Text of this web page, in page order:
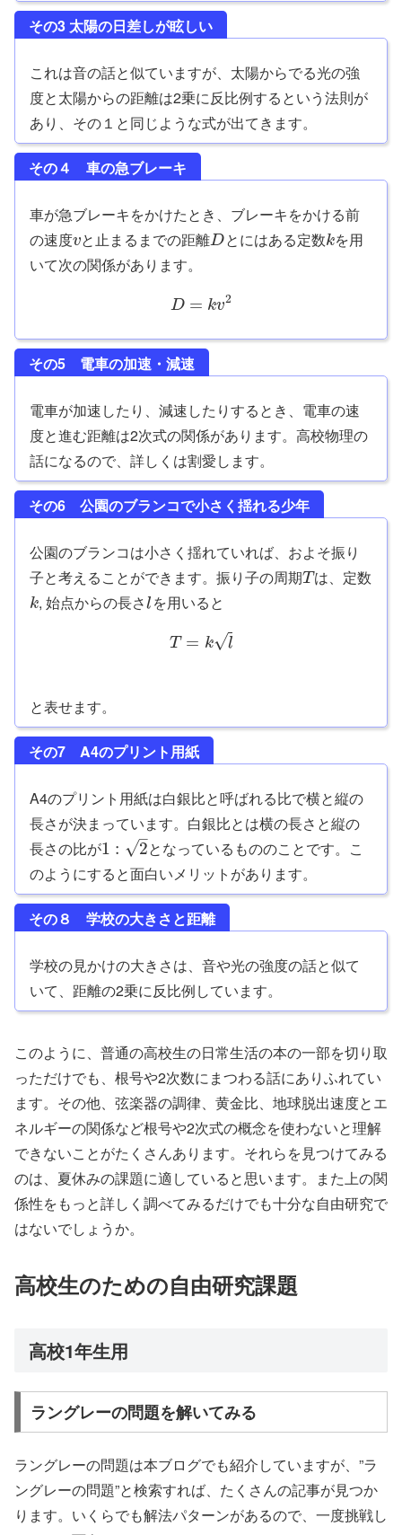
その3 太陽の日差しが眩しい
これは音の話と似ていますが、太陽からでる光の強
度と太陽からの距離は2乗に反比例するという法則が
あり、その１と同じような式が出てきます。
その４ 車の急ブレーキ
車が急ブレーキをかけたとき、ブレーキをかける前
の速度vと止まるまでの距離Dとにはある定数kを用
いて次の関係があります。
D = kv2
その5 電車の加速・減速
電車が加速したり、減速したりするとき、電車の速
度と進む距離は2次式の関係があります。高校物理の
話になるので、詳しくは割愛します。
その6 公園のブランコで小さく揺れる少年
公園のブランコは小さく揺れていれば、およそ振り
子と考えることができます。振り子の周期T は、定数
k, 始点からの長さl を用いると
T = k l
√
と表せます。
その7 A4のプリント用紙
A4のプリント用紙は白銀比と呼ばれる比で横と縦の
長さが決まっています。白銀比とは横の長さと縦の
長さの比が1 : 2
–
√ となっているもののことです。こ
のようにすると面白いメリットがあります。
その８ 学校の大きさと距離
学校の見かけの大きさは、音や光の強度の話と似て
いて、距離の2乗に反比例しています。
このように、普通の高校生の日常生活の本の一部を切り取
っただけでも、根号や2次数にまつわる話にありふれてい
ます。その他、弦楽器の調律、黄金比、地球脱出速度とエ
ネルギーの関係など根号や2次式の概念を使わないと理解
できないことがたくさんあります。それらを見つけてみる
のは、夏休みの課題に適していると思います。また上の関
係性をもっと詳しく調べてみるだけでも十分な自由研究で
はないでしょうか。
高校生のための自由研究課題
高校1年生用
ラングレーの問題を解いてみる
ラングレーの問題は本ブログでも紹介していますが、”ラ
ングレーの問題”と検索すれば、たくさんの記事が見つか
ります。いくらでも解法パターンがあるので、一度挑戦し